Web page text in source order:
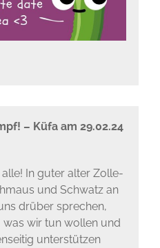
– Küfa am 29.02.24
In guter alter Zolle-
und Schwatz an
drüber sprechen,
was wir tun wollen und
unterstützen